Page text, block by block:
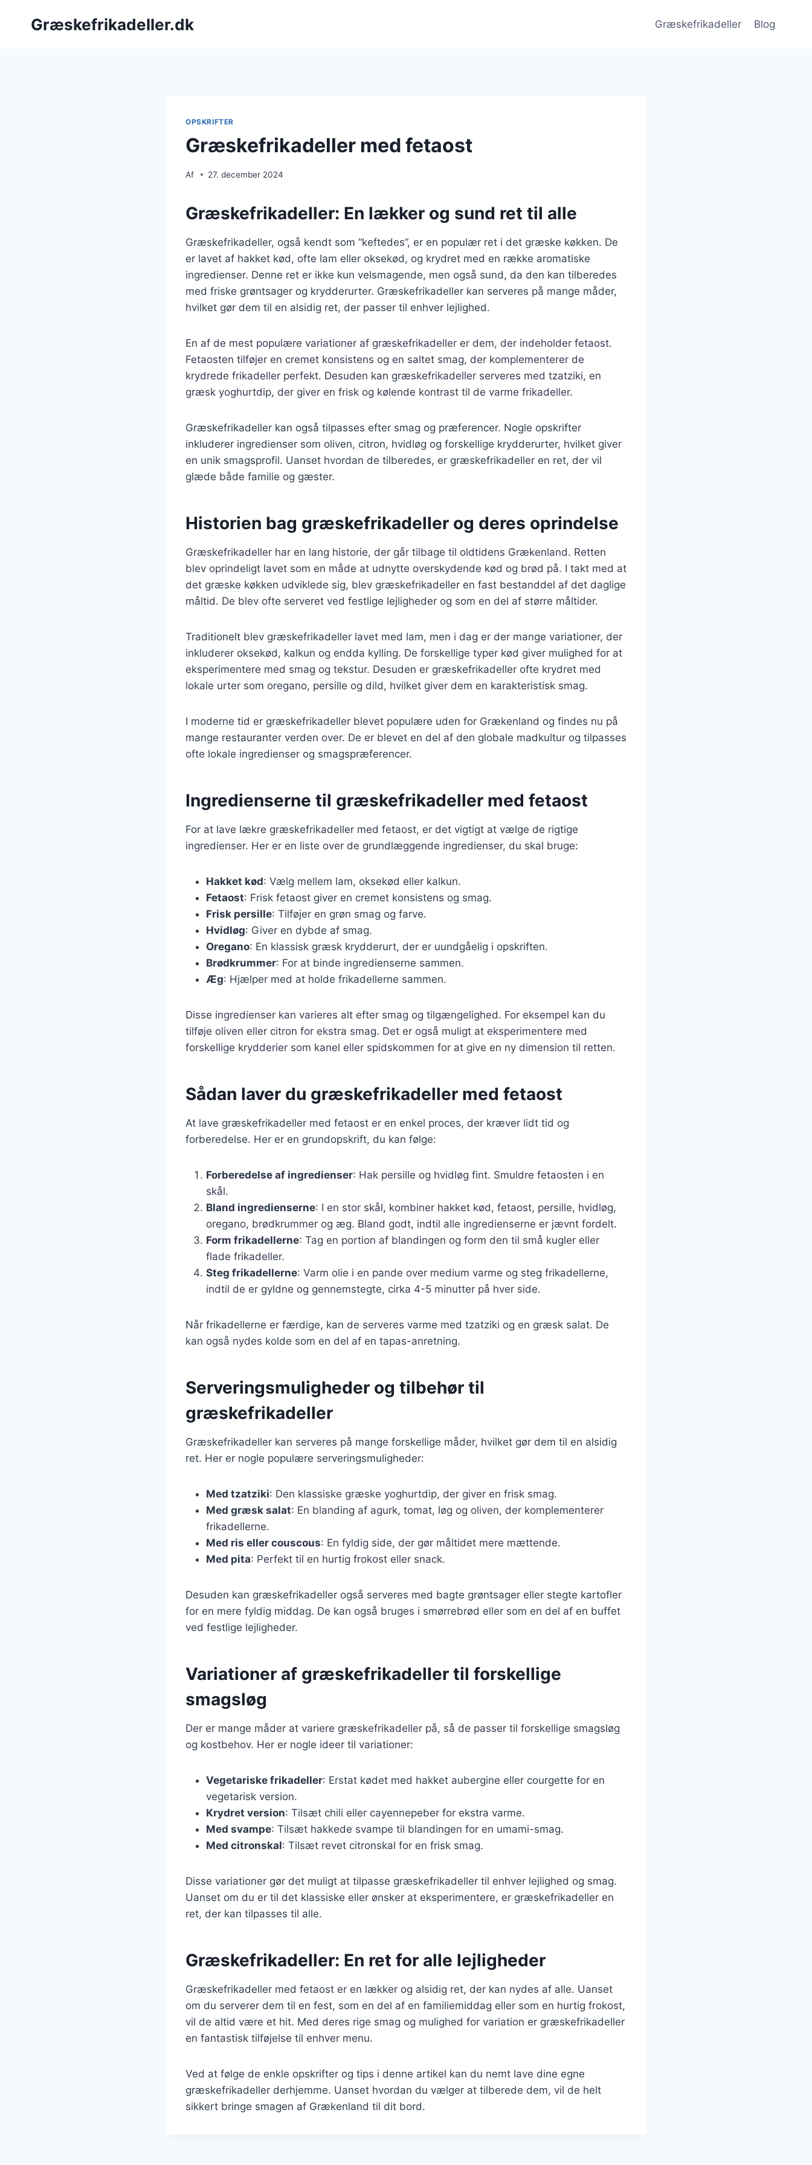
Græskefrikadeller.dk Græskefrikadeller Blog
OPSKRIFTER
Græskefrikadeller med fetaost
Af 27. december 2024
Græskefrikadeller: En lækker og sund ret til alle
Græskefrikadeller, også kendt som “keftedes”, er en populær ret i det græske køkken. De
er lavet af hakket kød, ofte lam eller oksekød, og krydret med en række aromatiske
ingredienser. Denne ret er ikke kun velsmagende, men også sund, da den kan tilberedes
med friske grøntsager og krydderurter. Græskefrikadeller kan serveres på mange måder,
hvilket gør dem til en alsidig ret, der passer til enhver lejlighed.
En af de mest populære variationer af græskefrikadeller er dem, der indeholder fetaost.
Fetaosten tilføjer en cremet konsistens og en saltet smag, der komplementerer de
krydrede frikadeller perfekt. Desuden kan græskefrikadeller serveres med tzatziki, en
græsk yoghurtdip, der giver en frisk og kølende kontrast til de varme frikadeller.
Græskefrikadeller kan også tilpasses efter smag og præferencer. Nogle opskrifter
inkluderer ingredienser som oliven, citron, hvidløg og forskellige krydderurter, hvilket giver
en unik smagsprofil. Uanset hvordan de tilberedes, er græskefrikadeller en ret, der vil
glæde både familie og gæster.
Historien bag græskefrikadeller og deres oprindelse
Græskefrikadeller har en lang historie, der går tilbage til oldtidens Grækenland. Retten
blev oprindeligt lavet som en måde at udnytte overskydende kød og brød på. I takt med at
det græske køkken udviklede sig, blev græskefrikadeller en fast bestanddel af det daglige
måltid. De blev ofte serveret ved festlige lejligheder og som en del af større måltider.
Traditionelt blev græskefrikadeller lavet med lam, men i dag er der mange variationer, der
inkluderer oksekød, kalkun og endda kylling. De forskellige typer kød giver mulighed for at
eksperimentere med smag og tekstur. Desuden er græskefrikadeller ofte krydret med
lokale urter som oregano, persille og dild, hvilket giver dem en karakteristisk smag.
I moderne tid er græskefrikadeller blevet populære uden for Grækenland og findes nu på
mange restauranter verden over. De er blevet en del af den globale madkultur og tilpasses
ofte lokale ingredienser og smagspræferencer.
Ingredienserne til græskefrikadeller med fetaost
For at lave lækre græskefrikadeller med fetaost, er det vigtigt at vælge de rigtige
ingredienser. Her er en liste over de grundlæggende ingredienser, du skal bruge:
Hakket kød: Vælg mellem lam, oksekød eller kalkun.
Fetaost: Frisk fetaost giver en cremet konsistens og smag.
Frisk persille: Tilføjer en grøn smag og farve.
Hvidløg: Giver en dybde af smag.
Oregano: En klassisk græsk krydderurt, der er uundgåelig i opskriften.
Brødkrummer: For at binde ingredienserne sammen.
Æg: Hjælper med at holde frikadellerne sammen.
Disse ingredienser kan varieres alt efter smag og tilgængelighed. For eksempel kan du
tilføje oliven eller citron for ekstra smag. Det er også muligt at eksperimentere med
forskellige krydderier som kanel eller spidskommen for at give en ny dimension til retten.
Sådan laver du græskefrikadeller med fetaost
At lave græskefrikadeller med fetaost er en enkel proces, der kræver lidt tid og
forberedelse. Her er en grundopskrift, du kan følge:
Forberedelse af ingredienser: Hak persille og hvidløg fint. Smuldre fetaosten i en
skål.
Bland ingredienserne: I en stor skål, kombiner hakket kød, fetaost, persille, hvidløg,
oregano, brødkrummer og æg. Bland godt, indtil alle ingredienserne er jævnt fordelt.
Form frikadellerne: Tag en portion af blandingen og form den til små kugler eller
flade frikadeller.
Steg frikadellerne: Varm olie i en pande over medium varme og steg frikadellerne,
indtil de er gyldne og gennemstegte, cirka 4-5 minutter på hver side.
Når frikadellerne er færdige, kan de serveres varme med tzatziki og en græsk salat. De
kan også nydes kolde som en del af en tapas-anretning.
Serveringsmuligheder og tilbehør til
græskefrikadeller
Græskefrikadeller kan serveres på mange forskellige måder, hvilket gør dem til en alsidig
ret. Her er nogle populære serveringsmuligheder:
Med tzatziki: Den klassiske græske yoghurtdip, der giver en frisk smag.
Med græsk salat: En blanding af agurk, tomat, løg og oliven, der komplementerer
frikadellerne.
Med ris eller couscous: En fyldig side, der gør måltidet mere mættende.
Med pita: Perfekt til en hurtig frokost eller snack.
Desuden kan græskefrikadeller også serveres med bagte grøntsager eller stegte kartofler
for en mere fyldig middag. De kan også bruges i smørrebrød eller som en del af en buffet
ved festlige lejligheder.
Variationer af græskefrikadeller til forskellige
smagsløg
Der er mange måder at variere græskefrikadeller på, så de passer til forskellige smagsløg
og kostbehov. Her er nogle ideer til variationer:
Vegetariske frikadeller: Erstat kødet med hakket aubergine eller courgette for en
vegetarisk version.
Krydret version: Tilsæt chili eller cayennepeber for ekstra varme.
Med svampe: Tilsæt hakkede svampe til blandingen for en umami-smag.
Med citronskal: Tilsæt revet citronskal for en frisk smag.
Disse variationer gør det muligt at tilpasse græskefrikadeller til enhver lejlighed og smag.
Uanset om du er til det klassiske eller ønsker at eksperimentere, er græskefrikadeller en
ret, der kan tilpasses til alle.
Græskefrikadeller: En ret for alle lejligheder
Græskefrikadeller med fetaost er en lækker og alsidig ret, der kan nydes af alle. Uanset
om du serverer dem til en fest, som en del af en familiemiddag eller som en hurtig frokost,
vil de altid være et hit. Med deres rige smag og mulighed for variation er græskefrikadeller
en fantastisk tilføjelse til enhver menu.
Ved at følge de enkle opskrifter og tips i denne artikel kan du nemt lave dine egne
græskefrikadeller derhjemme. Uanset hvordan du vælger at tilberede dem, vil de helt
sikkert bringe smagen af Grækenland til dit bord.